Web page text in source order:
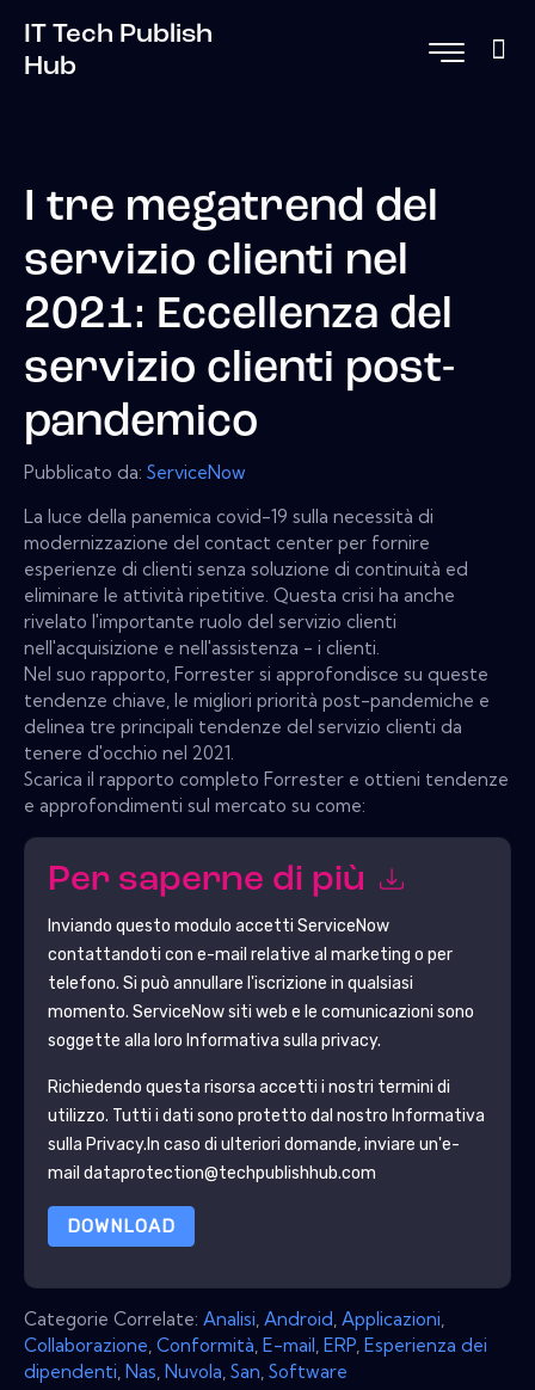
IT Tech Publish
Hub
I tre megatrend del
servizio clienti nel
2021: Eccellenza del
servizio clienti post-
pandemico
Pubblicato da: ServiceNow
La luce della panemica covid-19 sulla necessità di
modernizzazione del contact center per fornire
esperienze di clienti senza soluzione di continuità ed
eliminare le attività ripetitive. Questa crisi ha anche
rivelato l'importante ruolo del servizio clienti
nell'acquisizione e nell'assistenza - i clienti.
Nel suo rapporto, Forrester si approfondisce su queste
tendenze chiave, le migliori priorità post-pandemiche e
delinea tre principali tendenze del servizio clienti da
tenere d'occhio nel 2021.
Scarica il rapporto completo Forrester e ottieni tendenze
e approfondimenti sul mercato su come:
Per saperne di più
Inviando questo modulo accetti ServiceNow
contattandoti con e-mail relative al marketing o per
telefono. Si può annullare l'iscrizione in qualsiasi
momento. ServiceNowsiti web e le comunicazioni sono
soggette alla loro Informativa sulla privacy.
Richiedendo questa risorsa accetti i nostri termini di
utilizzo. Tutti i dati sono protetto dal nostro Informativa
sulla Privacy.In caso di ulteriori domande, inviare un'e-
mail dataprotection@techpublishhub.com
DOWNLOAD
Categorie Correlate: Analisi Android Applicazioni
Collaborazione Conformità E-mail ERP Esperienza dei
dipendenti Nas Nuvola San Software